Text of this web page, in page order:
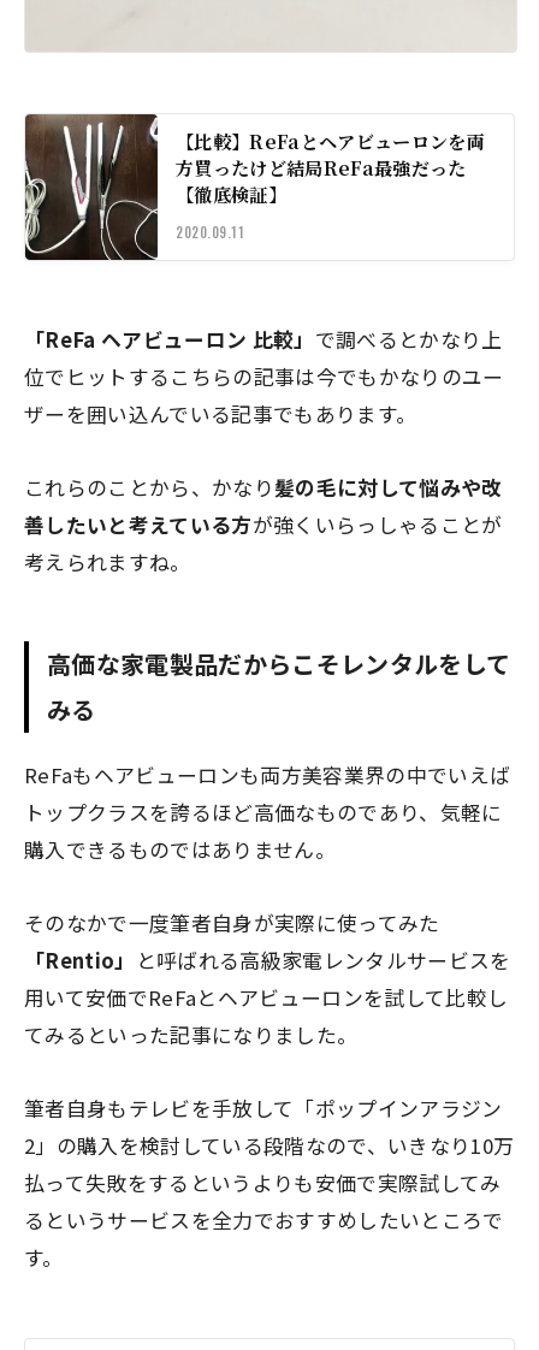
【比較】ReFaとヘアビューロンを両
方買ったけど結局ReFa最強だった
【徹底検証】
2020.09.11
「ReFa ヘアビューロン 比較」 で調べるとかなり上
位でヒットするこちらの記事は今でもかなりのユー
ザーを囲い込んでいる記事でもあります。
これらのことから、かなり髪の毛に対して悩みや改
善したいと考えている方が強くいらっしゃることが
考えられますね。
高価な家電製品だからこそレンタルをして
みる
ReFaもヘアビューロンも両方美容業界の中でいえば
トップクラスを誇るほど高価なものであり、気軽に
購入できるものではありません。
そのなかで一度筆者自身が実際に使ってみた
「Rentio」
と呼ばれる高級家電レンタルサービスを
用いて安価でReFaとヘアビューロンを試して比較し
てみるといった記事になりました。
筆者自身もテレビを手放して「ポップインアラジン
2」の購入を検討している段階なので、いきなり10万
払って失敗をするというよりも安価で実際試してみ
るというサービスを全力でおすすめしたいところで
す。